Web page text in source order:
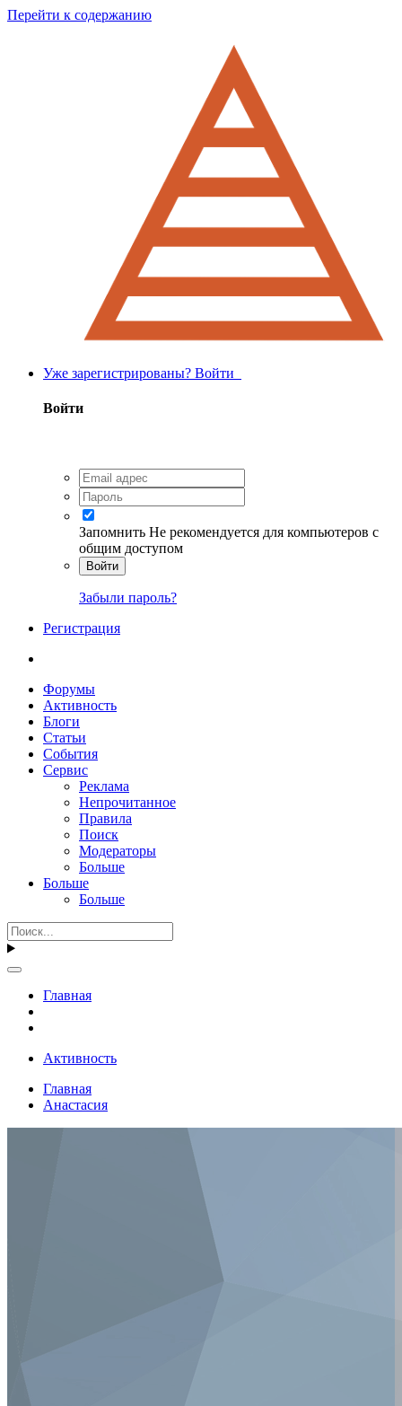
Перейти к содержанию
Уже зарегистрированы? Войти
Войти
Запомнить Не рекомендуется для компьютеров с
общим доступом
Войти
Забыли пароль?
Регистрация
Форумы
Активность
Блоги
Статьи
События
Сервис
Реклама
Непрочитанное
Правила
Поиск
Модераторы
Больше
Больше
Больше
Главная
Активность
Главная
Анастасия